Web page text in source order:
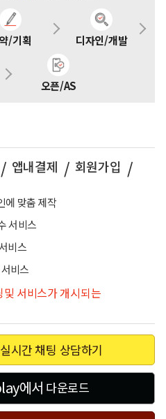
/기획 디자인/개발
오픈/AS
앱내결제
회원가입
에 맞춤 제작
서비스
비스
비스
서비스가 개시되는
시간채팅 상담하기
에서 다운로드